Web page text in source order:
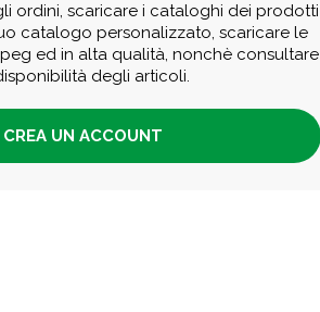
ordini, scaricare i cataloghi dei prodotti
catalogo personalizzato, scaricare le
ed in alta qualità, nonchè consultare
degli articoli.
CREA UN ACCOUNT